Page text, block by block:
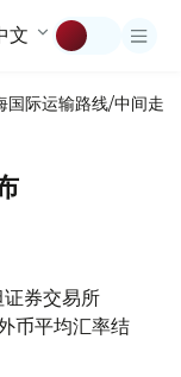
文
国际运输路线/中间走廊
券交易所
币平均汇率结